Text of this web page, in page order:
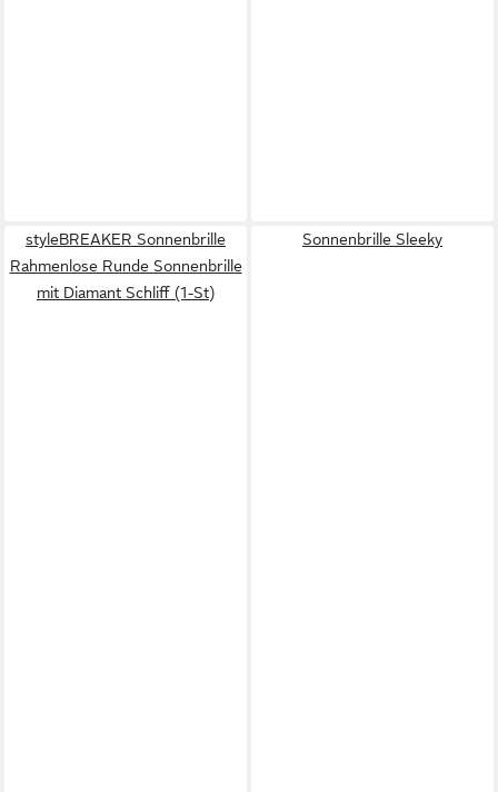
styleBREAKER Sonnenbrille
Rahmenlose Runde Sonnenbrille
mit Diamant Schliff (1-St)
Sonnenbrille Sleeky